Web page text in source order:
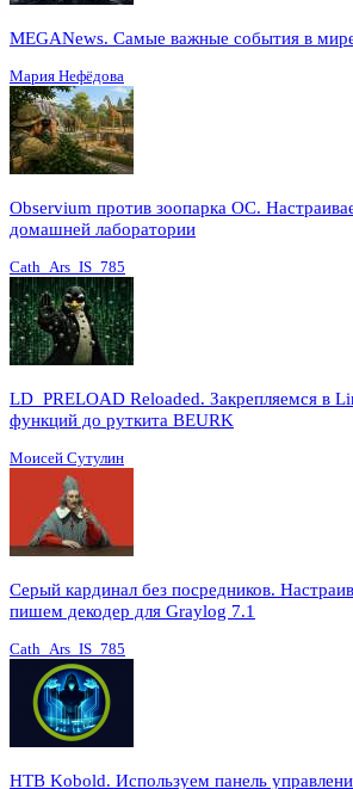
MEGANews. Cамые важные события в
Мария Нефёдова
Observium против зоопарка ОС.
домашней лаборатории
Cath_Ars_IS_785
LD_PRELOAD Reloaded. Закрепляемся в
функций до руткита BEURK
Моисей Сутулин
Серый кардинал без посредников.
пишем декодер для Graylog 7.1
Cath_Ars_IS_785
HTB Kobold. Используем панель